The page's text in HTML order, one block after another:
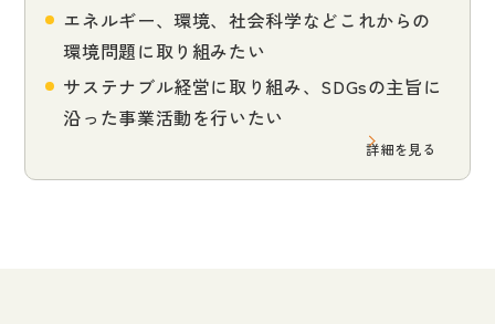
エネルギー、環境、社会科学などこれからの
環境問題に取り組みたい
サステナブル経営に取り組み、SDGsの主旨に
沿った事業活動を行いたい
詳細を見る